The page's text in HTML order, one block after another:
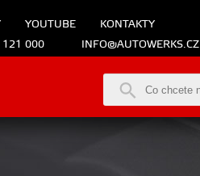
YOUTUBE
KONTAKTY
000
INFO@AUTOWERKS.CZ